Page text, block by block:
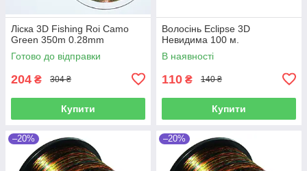
Ліска 3D Fishing Roi Camo
Green 350m 0.28mm
Готово до відправки
204 ₴ 304 ₴
Купити
Волосінь Eclipse 3D
Невидима 100 м.
В наявності
110 ₴ 140 ₴
Купити
–20% –20%